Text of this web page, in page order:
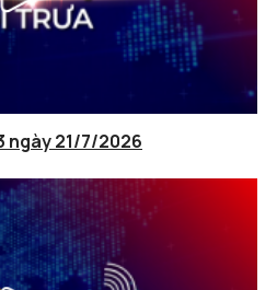
ngày 21/7/2026